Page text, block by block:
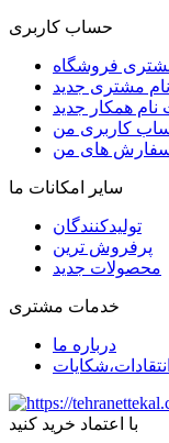
حساب کاربری
فروشگاه
مشتری جدید
نام همکار جدید
کاربری من
های من
سایر امکانات ما
تولیدکنندگان
پرفروش ترین
محصولات جدید
خدمات مشتری
درباره ما
با اعتماد خرید کنید